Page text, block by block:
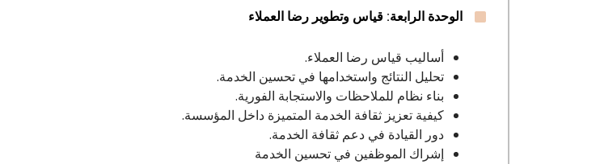
الوحدة الرابعة: قياس وتطوير رضا العملاء
أساليب قياس رضا العملاء.
تحليل النتائج واستخدامها في تحسين الخدمة.
بناء نظام للملاحظات والاستجابة الفورية.
كيفية تعزيز ثقافة الخدمة المتميزة داخل المؤسسة.
دور القيادة في دعم ثقافة الخدمة.
إشراك الموظفين في تحسين الخدمة